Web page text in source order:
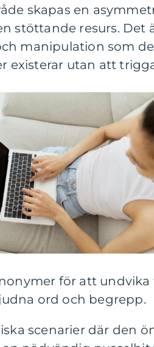
skapas en
stöttande resurs. Det
manipulation som
existerar utan att
för att undvika
ord och begrepp.
scenarier där den